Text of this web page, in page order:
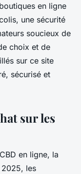
en ligne
une sécurité
soucieux de
choix et de
sur ce site
sécurisé et
sur les
en ligne, la
les